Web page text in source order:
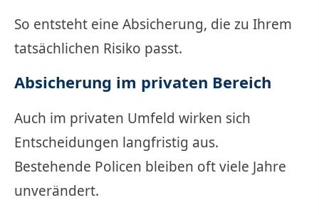
So entsteht eine Absicherung, die zu Ihrem
tatsächlichen Risiko passt.
Absicherung im privaten Bereich
Auch im privaten Umfeld wirken sich
Entscheidungen langfristig aus.
Bestehende Policen bleiben oft viele Jahre
unverändert.